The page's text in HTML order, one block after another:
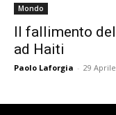
Mondo
Il fallimento
ad Haiti
Paolo Laforgia - 29